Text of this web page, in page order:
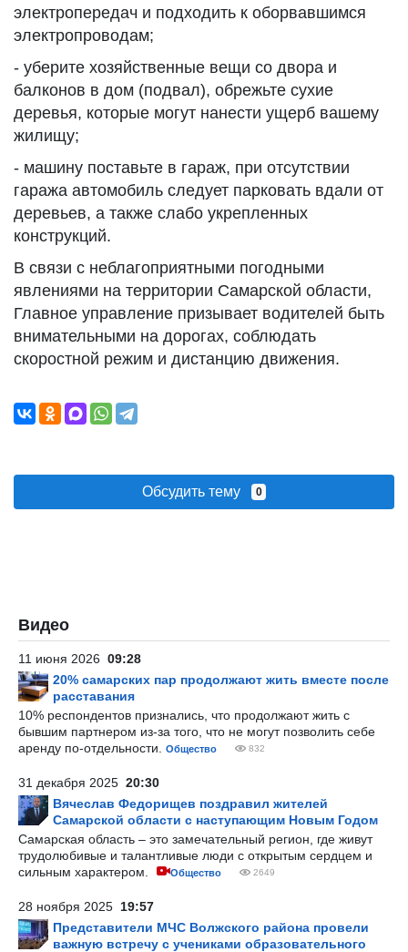
электропередач и подходить к оборвавшимся
электропроводам;
- уберите хозяйственные вещи со двора и
балконов в дом (подвал), обрежьте сухие
деревья, которые могут нанести ущерб вашему
жилищу;
- машину поставьте в гараж, при отсутствии
гаража автомобиль следует парковать вдали от
деревьев, а также слабо укрепленных
конструкций.
В связи с неблагоприятными погодными
явлениями на территории Самарской области,
Главное управление призывает водителей быть
внимательными на дорогах, соблюдать
скоростной режим и дистанцию движения.
Обсудить тему 0
Видео
11 июня 2026 09:28
20% самарских пар продолжают жить вместе после
расставания
10% респондентов признались, что продолжают жить с
бывшим партнером из-за того, что не могут позволить себе
аренду по-отдельности.
Общество 832
31 декабря 2025 20:30
Вячеслав Федорищев поздравил жителей
Самарской области с наступающим Новым Годом
Самарская область – это замечательный регион, где живут
трудолюбивые и талантливые люди с открытым сердцем и
сильным характером.
Общество 2649
28 ноября 2025 19:57
Представители МЧС Волжского района провели
важную встречу с учениками образовательного